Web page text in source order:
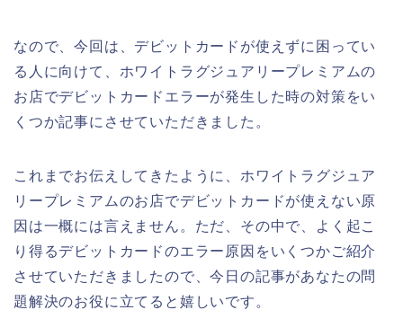
なので、今回は、デビットカードが使えずに困ってい
る人に向けて、ホワイトラグジュアリープレミアムの
お店でデビットカードエラーが発生した時の対策をい
くつか記事にさせていただきました。
これまでお伝えしてきたように、ホワイトラグジュア
リープレミアムのお店でデビットカードが使えない原
因は一概には言えません。ただ、その中で、よく起こ
り得るデビットカードのエラー原因をいくつかご紹介
させていただきましたので、今日の記事があなたの問
題解決のお役に立てると嬉しいです。